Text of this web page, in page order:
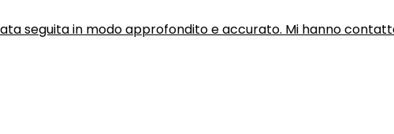
seguita in modo approfondito e accurato. Mi hanno